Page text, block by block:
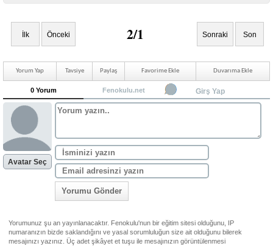
İlk Önceki 2/1 Sonraki Son
Yorum Yap Tavsiye Paylaş Favorime Ekle Duvarıma Ekle
0 Yorum Fenokulu.net Girş Yap
Avatar Seç
Yorumu Gönder
Yorumunuz şu an yayınlanacaktır. Fenokulu'nun bir eğitim sitesi olduğunu, IP
numaranızın bizde saklandığını ve yasal sorumluluğun size ait olduğunu bilerek
mesajınızı yazınız. Üç adet şikâyet et tuşu ile mesajınızın görüntülenmesi